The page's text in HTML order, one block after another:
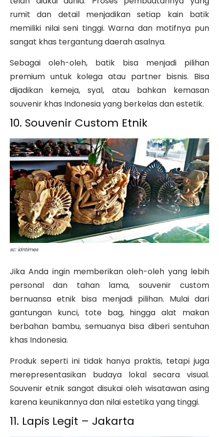
rumit dan detail menjadikan setiap kain batik
memiliki nilai seni tinggi. Warna dan motifnya pun
sangat khas tergantung daerah asalnya.
Sebagai oleh-oleh, batik bisa menjadi pilihan
premium untuk kolega atau partner bisnis. Bisa
dijadikan kemeja, syal, atau bahkan kemasan
souvenir khas Indonesia yang berkelas dan estetik.
10. Souvenir Custom Etnik
sc: idntimes
Jika Anda ingin memberikan oleh-oleh yang lebih
personal dan tahan lama, souvenir custom
bernuansa etnik bisa menjadi pilihan. Mulai dari
gantungan kunci, tote bag, hingga alat makan
berbahan bambu, semuanya bisa diberi sentuhan
khas Indonesia.
Produk seperti ini tidak hanya praktis, tetapi juga
merepresentasikan budaya lokal secara visual.
Souvenir etnik sangat disukai oleh wisatawan asing
karena keunikannya dan nilai estetika yang tinggi.
11. Lapis Legit – Jakarta